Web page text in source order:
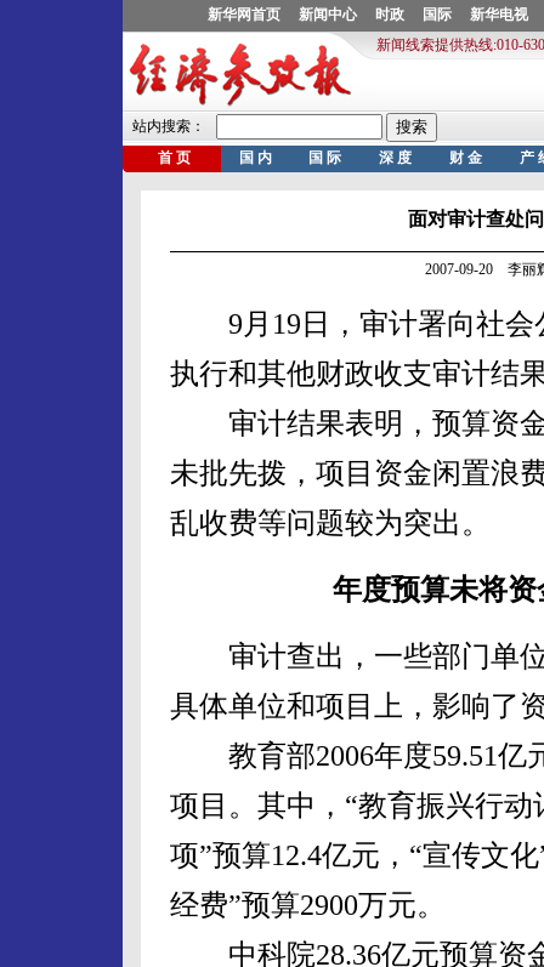
面对审计查处
2007-09-20 李丽
9月19日，审计署向社会
执行和其他财政收支审计结
审计结果表明，预算资金
未批先拨，项目资金闲置浪
乱收费等问题较为突出。
年度预算未将
审计查出，一些部门单位
具体单位和项目上，影响了
教育部2006年度59.51亿
项目。其中，“教育振兴行
项”预算12.4亿元，“宣传文
经费”预算2900万元。
中科院28.36亿元预算资